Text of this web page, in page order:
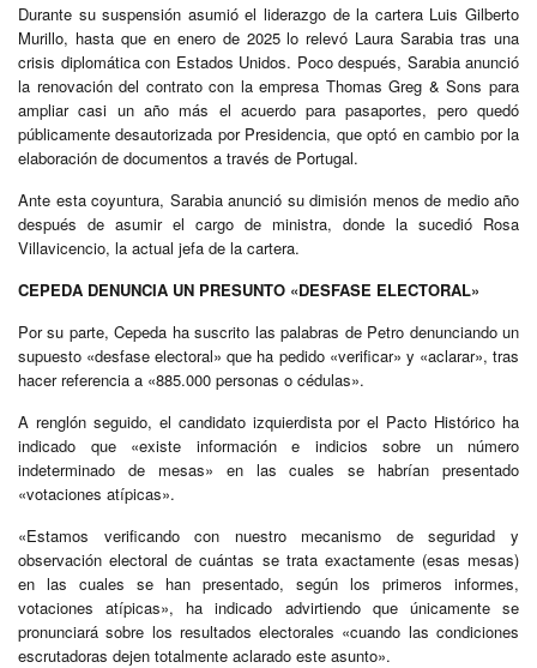
Durante su suspensión asumió el liderazgo de la cartera Luis Gilberto
Murillo, hasta que en enero de 2025 lo relevó Laura Sarabia tras una
crisis diplomática con Estados Unidos. Poco después, Sarabia anunció
la renovación del contrato con la empresa Thomas Greg & Sons para
ampliar casi un año más el acuerdo para pasaportes, pero quedó
públicamente desautorizada por Presidencia, que optó en cambio por la
elaboración de documentos a través de Portugal.
Ante esta coyuntura, Sarabia anunció su dimisión menos de medio año
después de asumir el cargo de ministra, donde la sucedió Rosa
Villavicencio, la actual jefa de la cartera.
CEPEDA DENUNCIA UN PRESUNTO «DESFASE ELECTORAL»
Por su parte, Cepeda ha suscrito las palabras de Petro denunciando un
supuesto «desfase electoral» que ha pedido «verificar» y «aclarar», tras
hacer referencia a «885.000 personas o cédulas».
A renglón seguido, el candidato izquierdista por el Pacto Histórico ha
indicado que «existe información e indicios sobre un número
indeterminado de mesas» en las cuales se habrían presentado
«votaciones atípicas».
«Estamos verificando con nuestro mecanismo de seguridad y
observación electoral de cuántas se trata exactamente (esas mesas)
en las cuales se han presentado, según los primeros informes,
votaciones atípicas», ha indicado advirtiendo que únicamente se
pronunciará sobre los resultados electorales «cuando las condiciones
escrutadoras dejen totalmente aclarado este asunto».